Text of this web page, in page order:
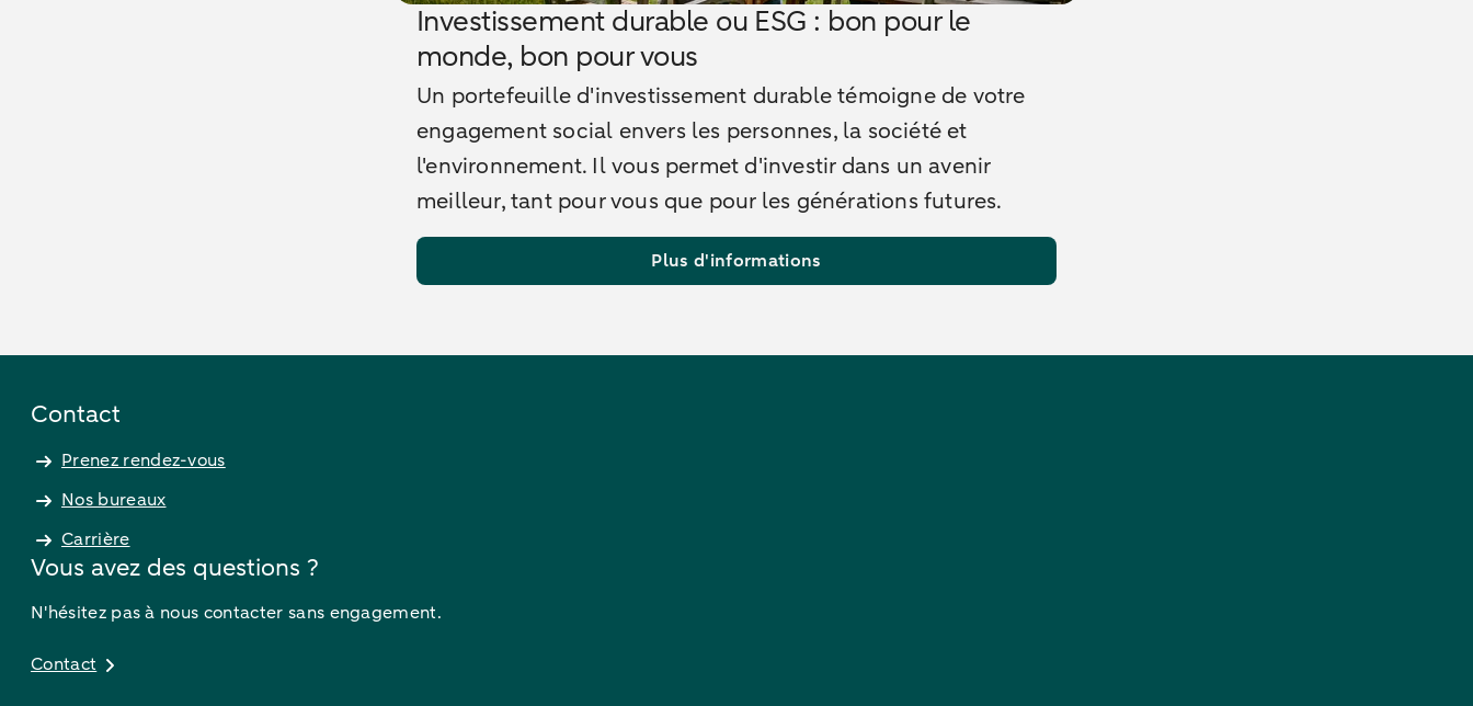
Investissement durable ou ESG : bon pour le
monde, bon pour vous
Un portefeuille d'investissement durable témoigne de votre
engagement social envers les personnes, la société et
l'environnement. Il vous permet d'investir dans un avenir
meilleur, tant pour vous que pour les générations futures.
Plus d'informations
Contact
Prenez rendez-vous
Nos bureaux
Carrière
Vous avez des questions ?
N'hésitez pas à nous contacter sans engagement.
Contact